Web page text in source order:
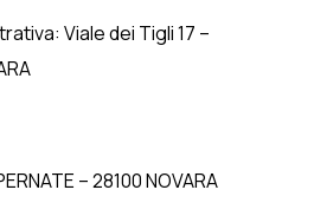
Viale dei Tigli 17 –
– 28100 NOVARA